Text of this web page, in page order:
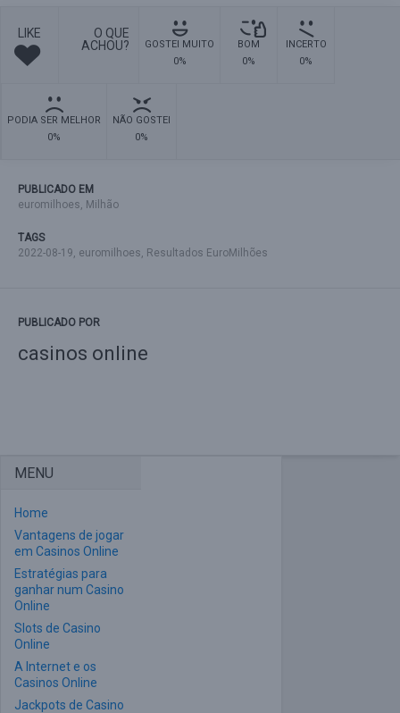
LIKE
O QUE
ACHOU?
GOSTEI MUITO
0%
BOM
0%
INCERTO
0%
PODIA SER MELHOR
0%
NÃO GOSTEI
0%
PUBLICADO EM
euromilhoes, Milhão
TAGS
2022-08-19, euromilhoes, Resultados EuroMilhões
PUBLICADO POR
casinos online
MENU
Home
Vantagens de jogar
em Casinos Online
Estratégias para
ganhar num Casino
Online
Slots de Casino
Online
A Internet e os
Casinos Online
Jackpots de Casino